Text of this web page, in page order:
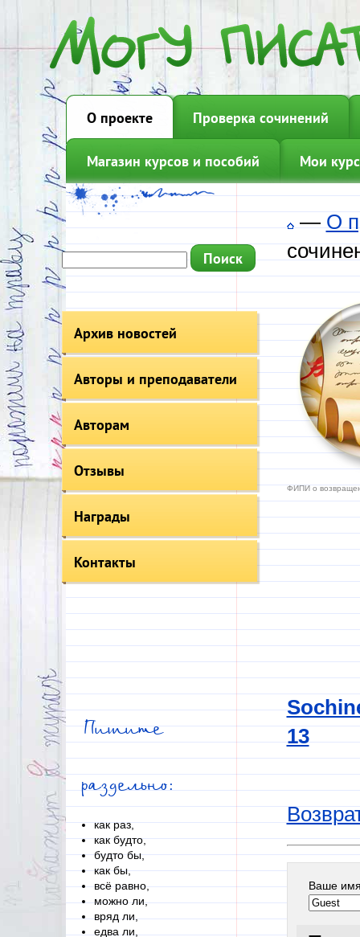
О проекте Проверка сочинений
Магазин курсов и пособий Мои
Архив новостей
Авторы и преподаватели
Авторам
Отзывы
Награды
Контакты
Пишите
раздельно:
как раз,
как будто,
будто бы,
как бы,
всё равно,
можно ли,
вряд ли,
едва ли,
—О
ФИПИ о
13
Ваше